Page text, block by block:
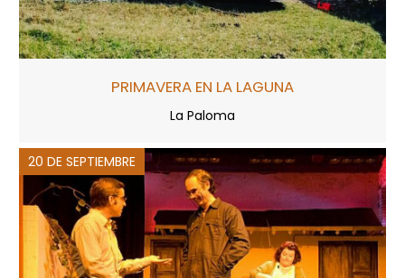
PRIMAVERA EN LA LAGUNA
La Paloma
20 DE SEPTIEMBRE